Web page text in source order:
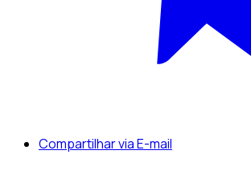
Compartilhar via E-mail